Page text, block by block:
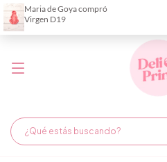
Demora de fabricación